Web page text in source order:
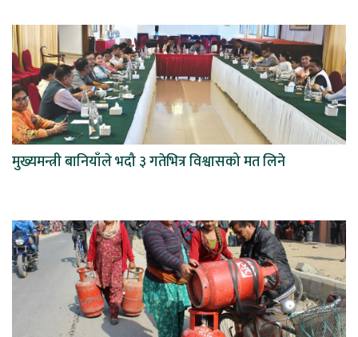
मुख्यमन्त्री बानियाँले भदौ ३ गतेभित्र विश्वासको मत लिने